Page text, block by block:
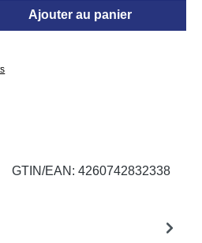
: Entrez la quantité
Ajouter au panier
GTIN/EAN: 4260742832338